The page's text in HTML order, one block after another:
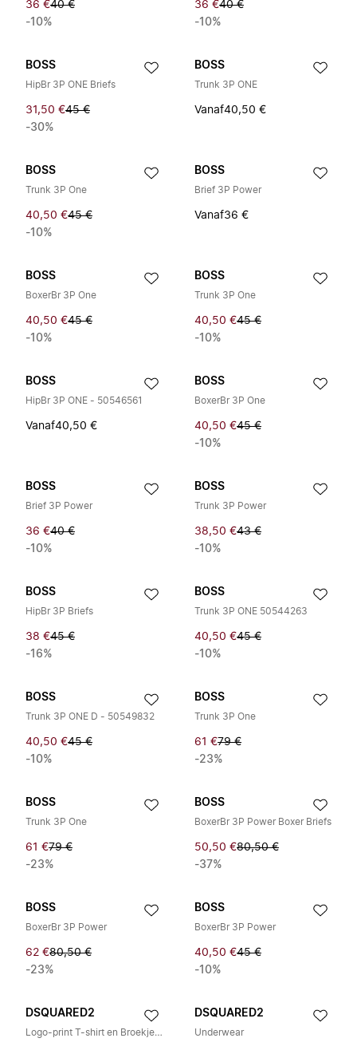
36 €40 €
-10%
36 €40 €
-10%
BOSS
HipBr 3P ONE Briefs
31,50 €45 €
-30%
BOSS
Trunk 3P ONE
Vanaf40,50 €
BOSS
Trunk 3P One
40,50 €45 €
-10%
BOSS
Brief 3P Power
Vanaf36 €
BOSS
BoxerBr 3P One
40,50 €45 €
-10%
BOSS
Trunk 3P One
40,50 €45 €
-10%
BOSS
HipBr 3P ONE - 50546561
Vanaf40,50 €
BOSS
BoxerBr 3P One
40,50 €45 €
-10%
BOSS
Brief 3P Power
36 €40 €
-10%
BOSS
Trunk 3P Power
38,50 €43 €
-10%
BOSS
HipBr 3P Briefs
38 €45 €
-16%
BOSS
Trunk 3P ONE 50544263
40,50 €45 €
-10%
BOSS
Trunk 3P ONE D - 50549832
40,50 €45 €
-10%
BOSS
Trunk 3P One
61 €79 €
-23%
BOSS
Trunk 3P One
61 €79 €
-23%
BOSS
BoxerBr 3P Power Boxer Briefs
50,50 €80,50 €
-37%
BOSS
BoxerBr 3P Power
62 €80,50 €
-23%
BOSS
BoxerBr 3P Power
40,50 €45 €
-10%
DSQUARED2
Logo-print T-shirt en Broekjes Set
DSQUARED2
Underwear